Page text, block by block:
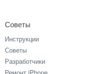
Советы
Инструкции
Советы
Разработчики